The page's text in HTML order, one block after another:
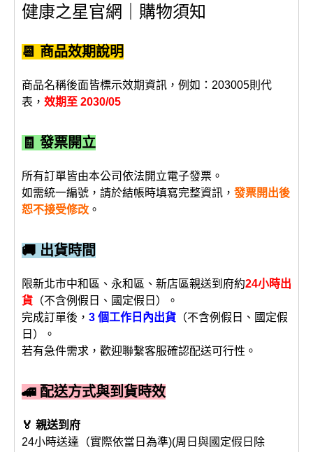
健康之星官網｜購物須知
📆 商品效期說明
商品名稱後面皆標示效期資訊，例如：203005則代
表， 效期至 2030/05
🧾 發票開立
所有訂單皆由本公司依法開立電子發票。
如需統一編號，請於結帳時填寫完整資訊， 發票開出後
恕不接受修改 。
🚚 出貨時間
限新北市中和區、永和區、新店區親送到府約24小時出
貨 （不含例假日、國定假日）。
完成訂單後， 3 個工作日內出貨 （不含例假日、國定假
日）。
若有急件需求，歡迎聯繫客服確認配送可行性。
🚄 配送方式與到貨時效
🏅 親送到府
24小時送達（實際依當日為準)(周日與國定假日除